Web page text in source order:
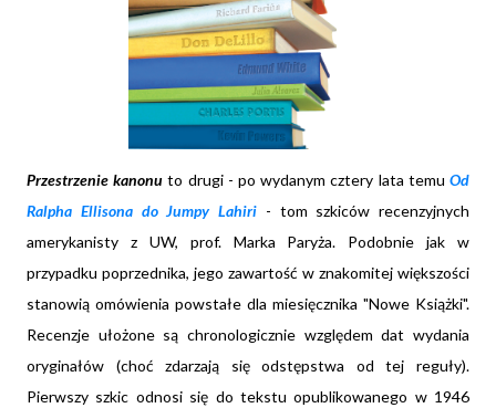
Przestrzenie kanonu to drugi - po wydanym cztery lata temuOd
Ralpha Ellisona do Jumpy Lahiri - tom szkiców recenzyjnych
amerykanisty z UW, prof. Marka Paryża. Podobnie jak w
przypadku poprzednika, jego zawartość w znakomitej większości
stanowią omówienia powstałe dla miesięcznika "Nowe Książki".
Recenzje ułożone są chronologicznie względem dat wydania
oryginałów (choć zdarzają się odstępstwa od tej reguły).
Pierwszy szkic odnosi się do tekstu opublikowanego w 1946